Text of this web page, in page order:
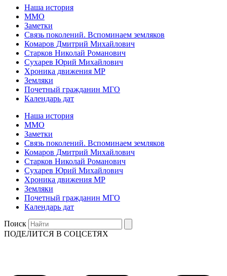
Наша история
ММО
Заметки
Связь поколений. Вспоминаем земляков
Комаров Дмитрий Михайлович
Старков Николай Романович
Сухарев Юрий Михайлович
Хроника движения МР
Земляки
Почетный гражданин МГО
Календарь дат
Наша история
ММО
Заметки
Связь поколений. Вспоминаем земляков
Комаров Дмитрий Михайлович
Старков Николай Романович
Сухарев Юрий Михайлович
Хроника движения МР
Земляки
Почетный гражданин МГО
Календарь дат
Поиск
ПОДЕЛИТСЯ В СОЦСЕТЯХ